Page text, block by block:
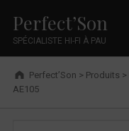
Acoustic Energy AE105 - Perfect’Son
Perfect’Son
SPÉCIALISTE HI-FI À PAU
Breadcrumbs navigation
Perfect’Son > Produits >
AE105